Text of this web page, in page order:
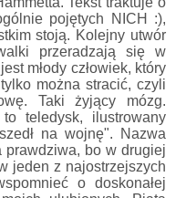
pojętych NICH :),
stoją. Kolejny utwór
przeradzają się w
młody człowiek, który
można stracić, czyli
Taki żyjący mózg.
teledysk, ilustrowany
na wojnę". Nazwa
prawdziwa, bo w drugiej
jeden z najostrzejszych
o doskonałej